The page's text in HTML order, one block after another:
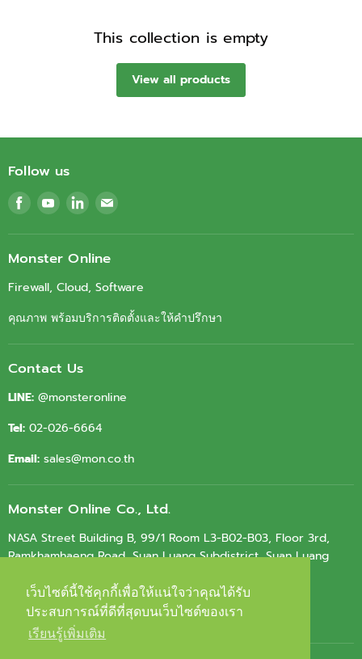
เว็บไซต์นี้ใช้คุกกี้เพื่อให้แน่ใจว่าคุณได้รับ
ประสบการณ์ที่ดีที่สุดบนเว็บไซต์ของเรา
เรียนรู้เพิ่มเติม
เว็บไซต์นี้ใช้คุกกี้เพื่อให้แน่ใจว่าคุณได้รับ
ประสบการณ์ที่ดีที่สุดบนเว็บไซต์ของเรา
เรียนรู้เพิ่มเติม
This collection is empty
View all products
Follow us
Find
us
on
Facebook
Find
us
on
Youtube
Find
us
on
LinkedIn
Find
on
Monster Online
Firewall, Cloud, Software
คุณภาพ พร้อมบริการติดตั้งและให้คำปรึกษา
Contact Us
LINE: @monsteronline
Tel: 02-026-6664
Email: sales@mon.co.th
Monster Online Co., Ltd.
NASA Street Building B, 99/1 Room L3-B02-B03, Floor 3rd,
Ramkhamhaeng Road, Suan Luang Subdistrict, Suan Luang
Tax ID.
0105564010603